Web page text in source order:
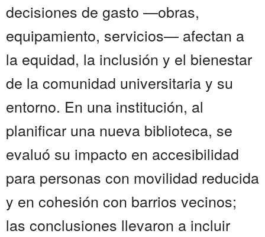
decisiones de gasto —obras,
equipamiento, servicios— afectan a
la equidad, la inclusión y el bienestar
de la comunidad universitaria y su
entorno. En una institución, al
planificar una nueva biblioteca, se
evaluó su impacto en accesibilidad
para personas con movilidad reducida
y en cohesión con barrios vecinos;
las conclusiones llevaron a incluir